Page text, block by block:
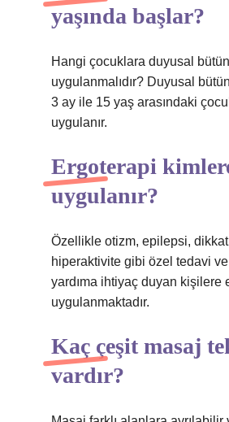
yaşında başlar?
Hangi çocuklara duyusal
uygulanmalıdır? Duyusal
3 ay ile 15 yaş arasındaki
uygulanır.
Ergoterapi
uygulanır?
Özellikle otizm, epilepsi,
hiperaktivite gibi özel tedavi
yardıma ihtiyaç duyan kişilere
uygulanmaktadır.
Kaç çeşit masaj
vardır?